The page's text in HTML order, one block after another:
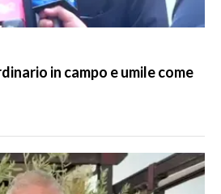
in campo e umile come